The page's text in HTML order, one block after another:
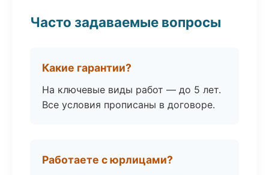
Часто задаваемые вопросы
Какие гарантии?
На ключевые виды работ — до 5 лет.
Все условия прописаны в договоре.
Работаете с юрлицами?